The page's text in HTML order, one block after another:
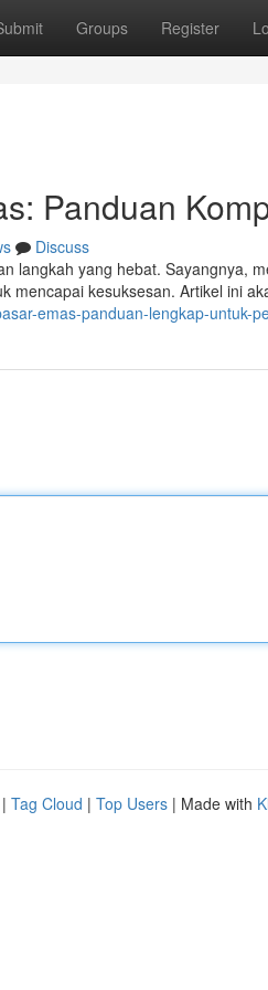
Groups Register
Panduan
Discuss
langkah yang hebat. Sayangnya,
mencapai kesuksesan. Artikel ini
emas-panduan-lengkap-untuk-
| Tag Cloud | Top Users | Made with